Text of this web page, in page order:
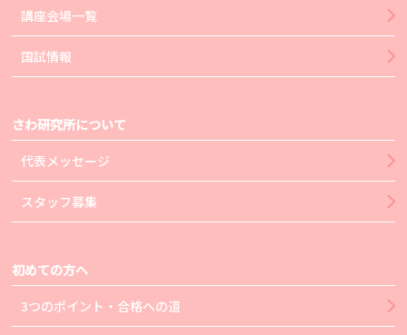
講座会場一覧
国試情報
さわ研究所について
代表メッセージ
スタッフ募集
初めての方へ
3つのポイント・合格への道